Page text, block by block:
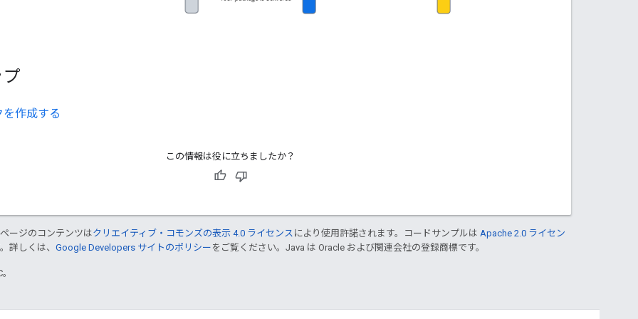
プ
を作成する
この情報は役に立ちましたか？
ージのコンテンツはクリエイティブ・コモンズの表示 4.0 ライセンス により使用許諾されます。コードサンプルは Apache 2.0 ライセン
詳しくは、 Google Developers サイトのポリシー をご覧ください。Java は Oracle および関連会社の登録商標です。